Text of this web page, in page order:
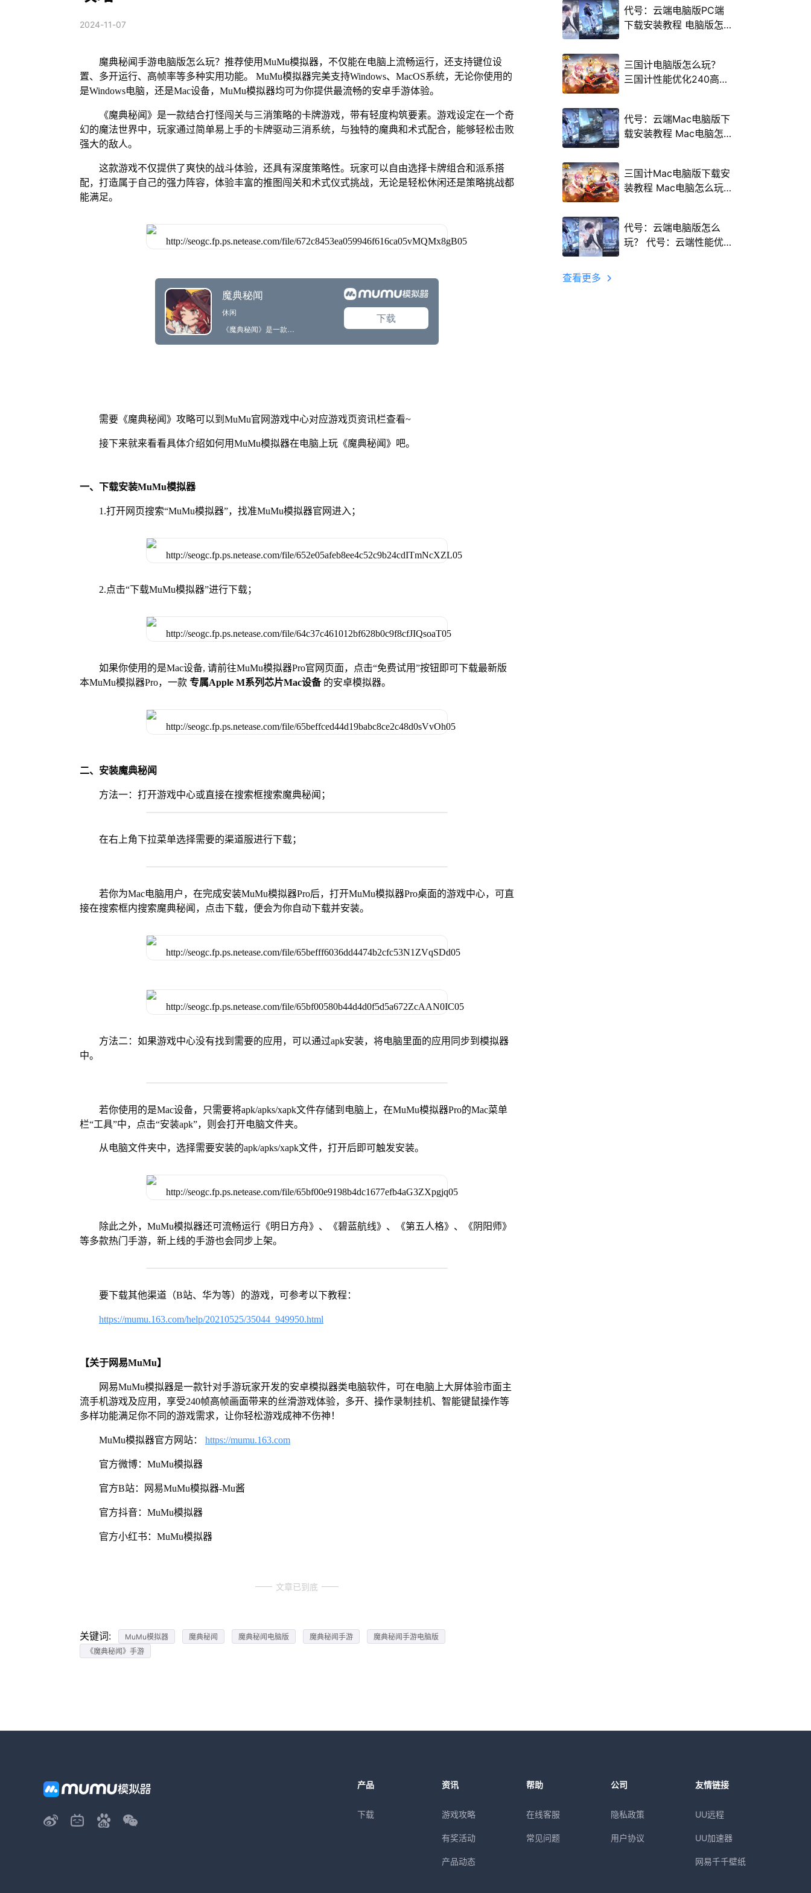
2024-11-07
魔典秘闻手游电脑版怎么玩？推荐使用MuMu模拟器，不仅能在电脑上流畅运行，还支持键位设
置、多开运行、高帧率等多种实用功能。 MuMu模拟器完美支持Windows、MacOS系统，无论你使用的
是Windows电脑，还是Mac设备，MuMu模拟器均可为你提供最流畅的安卓手游体验。
《魔典秘闻》是一款结合打怪闯关与三消策略的卡牌游戏，带有轻度构筑要素。游戏设定在一个奇
幻的魔法世界中，玩家通过简单易上手的卡牌驱动三消系统，与独特的魔典和术式配合，能够轻松击败
强大的敌人。
这款游戏不仅提供了爽快的战斗体验，还具有深度策略性。玩家可以自由选择卡牌组合和派系搭
配，打造属于自己的强力阵容，体验丰富的推图闯关和术式仪式挑战，无论是轻松休闲还是策略挑战都
能满足。
需要《魔典秘闻》攻略可以到MuMu官网游戏中心对应游戏页资讯栏查看~
接下来就来看看具体介绍如何用MuMu模拟器在电脑上玩《魔典秘闻》吧。
一、下载安装MuMu模拟器
1.打开网页搜索“MuMu模拟器”，找准MuMu模拟器官网进入；
2.点击“下载MuMu模拟器”进行下载；
如果你使用的是Mac设备, 请前往MuMu模拟器Pro官网页面，点击“免费试用”按钮即可下载最新版
本MuMu模拟器Pro，一款 专属Apple M系列芯片Mac设备 的安卓模拟器。
二、安装魔典秘闻
方法一：打开游戏中心或直接在搜索框搜索魔典秘闻；
在右上角下拉菜单选择需要的渠道服进行下载；
若你为Mac电脑用户，在完成安装MuMu模拟器Pro后，打开MuMu模拟器Pro桌面的游戏中心，可直
接在搜索框内搜索魔典秘闻，点击下载，便会为你自动下载并安装。
方法二：如果游戏中心没有找到需要的应用，可以通过apk安装，将电脑里面的应用同步到模拟器
中。
若你使用的是Mac设备，只需要将apk/apks/xapk文件存储到电脑上，在MuMu模拟器Pro的Mac菜单
栏“工具”中，点击“安装apk”，则会打开电脑文件夹。
从电脑文件夹中，选择需要安装的apk/apks/xapk文件，打开后即可触发安装。
除此之外，MuMu模拟器还可流畅运行《明日方舟》、《碧蓝航线》、《第五人格》、《阴阳师》
等多款热门手游，新上线的手游也会同步上架。
要下载其他渠道（B站、华为等）的游戏，可参考以下教程：
https://mumu.163.com/help/20210525/35044_949950.html
【关于网易MuMu】
网易MuMu模拟器是一款针对手游玩家开发的安卓模拟器类电脑软件，可在电脑上大屏体验市面主
流手机游戏及应用，享受240帧高帧画面带来的丝滑游戏体验，多开、操作录制挂机、智能键鼠操作等
多样功能满足你不同的游戏需求，让你轻松游戏成神不伤神！
MuMu模拟器官方网站： https://mumu.163.com
官方微博：MuMu模拟器
官方B站：网易MuMu模拟器-Mu酱
官方抖音：MuMu模拟器
官方小红书：MuMu模拟器
文章已到底
关键词: MuMu模拟器 魔典秘闻 魔典秘闻电脑版 魔典秘闻手游
魔典秘闻手游电脑版
《魔典秘闻》手游
代号：云端电脑版PC端
下载安装教程 电脑版怎
三国计电脑版怎么玩？
三国计性能优化240高帧
代号：云端Mac电脑版下
载安装教程 Mac电脑怎
三国计Mac电脑版下载安
装教程 Mac电脑怎么玩
代号：云端电脑版怎么
玩？ 代号：云端性能优
查看更多
产品
下载
资讯
游戏攻略
有奖活动
产品动态
帮助
在线客服
常见问题
公司
隐私政策
用户协议
友情链接
UU远程
UU加速器
网易千千壁纸